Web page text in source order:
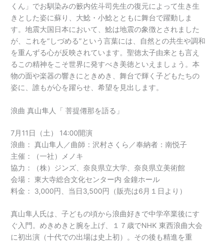
くん」でお馴染みの籔内佐斗司先生の復元によって生き生
きとした姿に蘇り、大鯰・小鯰とともに舞台で躍動しま
す。地震大国日本において、鯰は地震の象徴とされました
が、これを“しづめる”という言葉には、自然との共生や調和
を重んずる心が反映されています。聖徳太子由来とも言え
るこの精神をこそ世界に発すべき美徳といえましょう。本
物の面や楽器の響きにときめき、舞台で輝く子どもたちの
姿に、誰もが心を躍らせ、希望を見出します。
浪曲 真山隼人「 菩提僊那を語る」
7月11日（土） 14:00開演
浪曲： 真山隼人／曲師：沢村さくら／奉納者：南悦子
主催：（一社）メノキ
協力：（株）ジンズ、奈良県立大学、奈良県立美術館
会場： 東大寺総合文化センター内 金鐘ホール
料金： 3,000円、当日3,500円（販売は6月１日より）
真山隼人氏は、子どもの頃から浪曲好きで中学卒業後にす
ぐ入門。めきめきと腕を上げ、１７歳でNHK 東西浪曲大会
に初出演（十代での出場は史上初）。その後も精進を重